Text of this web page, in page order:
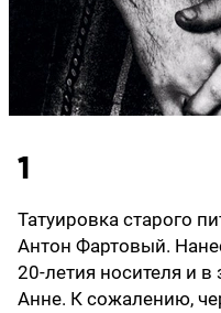
1
Татуировка старого
Антон Фартовый.
20-летия носителя и
Анне. К сожалению,